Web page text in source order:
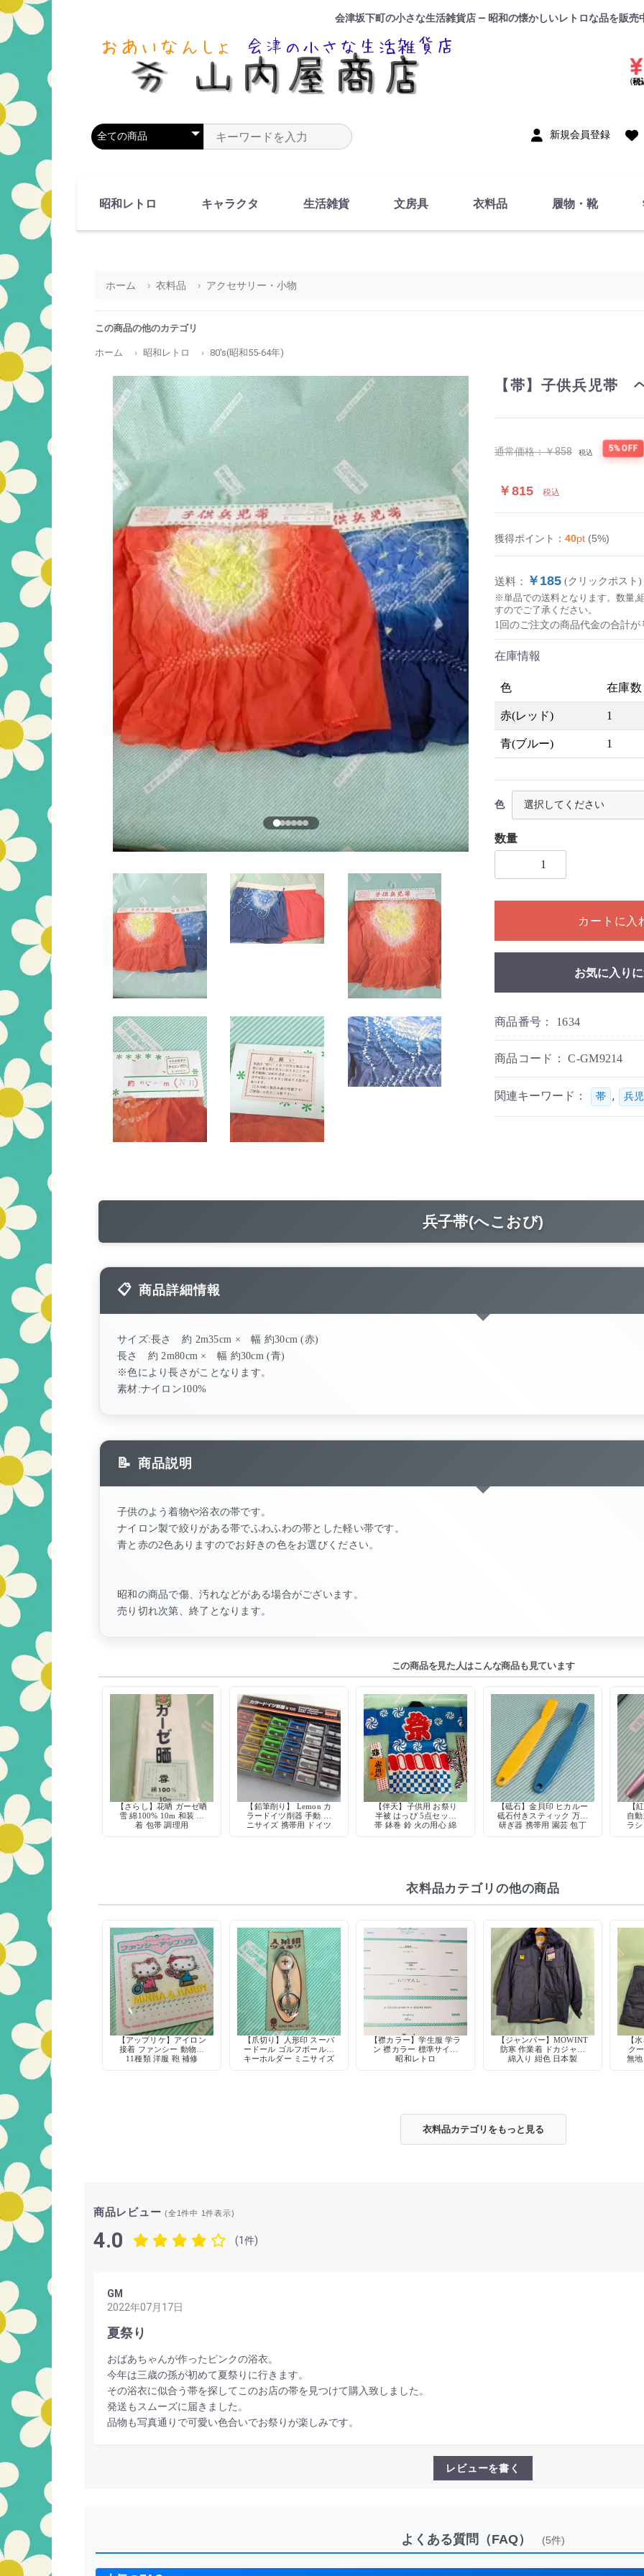
会津坂下町の小さな生活雑貨店 — 昭和の懐かしいレトロな品を販売
商品カテゴリを選択 商品名やキーワードを入力 新規会員登録
昭和レトロ キャラクタ 生活雑貨 文房具 衣料品 履物・靴
ホーム 衣料品 アクセサリー・小物
この商品の他のカテゴリ
ホーム 昭和レトロ 80's(昭和55-64年)
【帯】子供兵児
通常価格：￥858 税込 5%OFF
￥815 税込
獲得ポイント： 40pt (5%)
送料： ￥185 (クリックポスト)
※単品での送料となります。数量,
すのでご了承ください。
1回のご注文の商品代金の合計が
在庫情報
色 在庫数
赤(レッド) 1
青(ブルー) 1
色
数量
1個以上の数量を入力してく
カートに入
お気に入り
商品番号： 1634
商品コード：C-GM9214
関連キーワード： 帯 , 兵
兵子帯(へこおび)
商品詳細情報
サイズ:長さ 約 2m35cm × 幅 約30cm (赤)
長さ 約 2m80cm × 幅 約30cm (青)
※色により長さがことなります。
素材:ナイロン100%
商品説明
子供のよう着物や浴衣の帯です。
ナイロン製で絞りがある帯でふわふわの帯とした軽い帯です。
青と赤の2色ありますのでお好きの色をお選びください。
昭和の商品で傷、汚れなどがある場合がございます。
売り切れ次第、終了となります。
この商品を見た人はこんな商品も見ています
【さらし】花晒 ガーゼ晒
雪 綿100% 10m 和装 肌
着 包帯 調理用
【鉛筆削り】 Lemon カ
ラードイツ削器 手動 ミ
ニサイズ 携帯用 ドイツ
【伴天】子供用 お祭り
半被 はっぴ 5点セット
帯 鉢巻 鈴 火の用心 綿
【砥石】金貝印 ヒカルー
砥石付きスティック 万能
研ぎ器 携帯用 園芸 包丁
【
自
ラ
衣料品カテゴリの他の商品
【アップリケ】アイロン
接着 ファンシー 動物柄
11種類 洋服 鞄 補修
【爪切り】人形印 スーパ
ードール ゴルフボール型
キーホルダー ミニサイズ
【襟カラー】学生服 学ラ
ン 襟カラー 標準サイズ
昭和レトロ
【ジャンパー】MOWINT
防寒 作業着 ドカジャン
綿入り 紺色 日本製
【
ク
無
衣料品カテゴリをもっと見る
商品レビュー(全1件中 1件表示)
4.0 (1件)
GM
2022年07月17日
夏祭り
おばあちゃんが作ったピンクの浴衣。
今年は三歳の孫が初めて夏祭りに行きます。
その浴衣に似合う帯を探してこのお店の帯を見つけて購入致しました。
発送もスムーズに届きました。
品物も写真通りで可愛い色合いでお祭りが楽しみです。
レビューを書く
よくある質問（FAQ） (5件)